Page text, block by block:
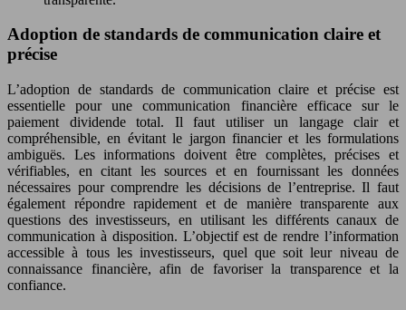
Adoption de standards de communication claire et
précise
L’adoption de standards de communication claire et précise est
essentielle pour une communication financière efficace sur le
paiement dividende total. Il faut utiliser un langage clair et
compréhensible, en évitant le jargon financier et les formulations
ambiguës. Les informations doivent être complètes, précises et
vérifiables, en citant les sources et en fournissant les données
nécessaires pour comprendre les décisions de l’entreprise. Il faut
également répondre rapidement et de manière transparente aux
questions des investisseurs, en utilisant les différents canaux de
communication à disposition. L’objectif est de rendre l’information
accessible à tous les investisseurs, quel que soit leur niveau de
connaissance financière, afin de favoriser la transparence et la
confiance.